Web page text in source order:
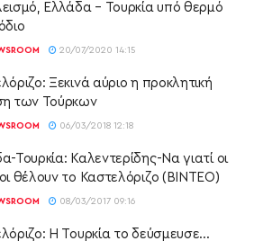
Ελλάδα – Τουρκία υπό θερμό
20/07/2020 14:15
Ξεκινά αύριο η προκλητική
των Τούρκων
06/03/2018 12:18
Τουρκία: Καλεντερίδης-Να γιατί οι
θέλουν το Καστελόριζο (ΒΙΝΤΕΟ)
08/03/2017 09:16
Η Τουρκία το δεύσμευσε…